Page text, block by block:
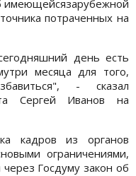
имеющейсязарубежной
потраченных на
день есть
месяца для того,
- сказал
Сергей Иванов на
кадров из органов
ограничениями,
Госдуму закон об